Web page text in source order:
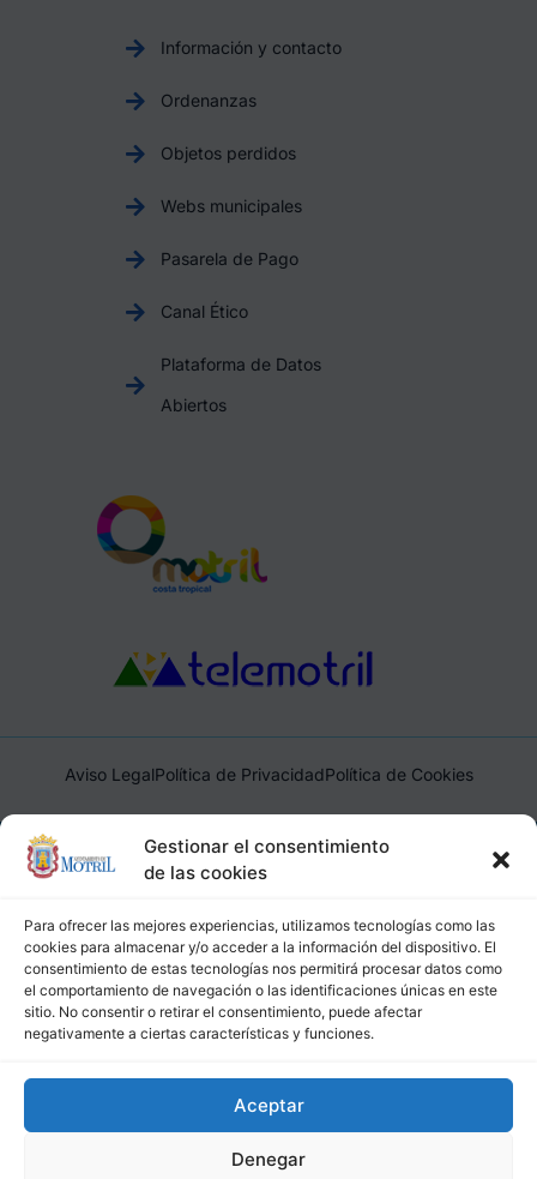
Gestionar el consentimiento
de las cookies
Para ofrecer las mejores experiencias, utilizamos tecnologías como las
cookies para almacenar y/o acceder a la información del dispositivo. El
consentimiento de estas tecnologías nos permitirá procesar datos como
el comportamiento de navegación o las identificaciones únicas en este
sitio. No consentir o retirar el consentimiento, puede afectar
negativamente a ciertas características y funciones.
Aceptar
Denegar
Información y contacto
Ordenanzas
Objetos perdidos
Webs municipales
Pasarela de Pago
Canal Ético
Plataforma de Datos
Abiertos
Aviso LegalPolítica de PrivacidadPolítica de Cookies
Ayuntamiento de Motril, Plaza de España, 1, 18600, Motril,
(Granada), CIF: P1814200J, DIR3: L01181400